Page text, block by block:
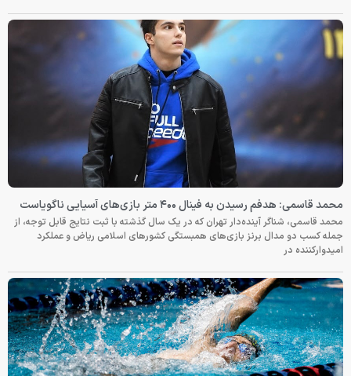
محمد قاسمی: هدفم رسیدن به فینال ۴۰۰ متر بازی‌های آسیایی ناگویاست
محمد قاسمی، شناگر آینده‌دار تهران که در یک سال گذشته با ثبت نتایج قابل توجه، از
جمله کسب دو مدال برنز بازی‌های همبستگی کشورهای اسلامی ریاض و عملکرد
امیدوارکننده در